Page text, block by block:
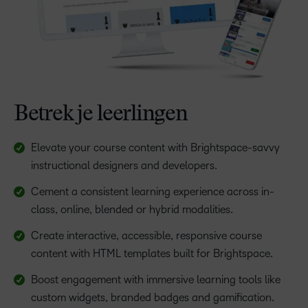
Betrek je leerlingen
Elevate your course content with Brightspace-savvy
instructional designers and developers.
Cement a consistent learning experience across in-
class, online, blended or hybrid modalities.
Create interactive, accessible, responsive course
content with HTML templates built for Brightspace.
Boost engagement with immersive learning tools like
custom widgets, branded badges and gamification.